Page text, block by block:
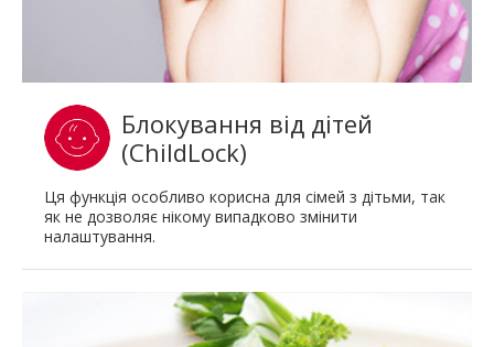
Блокування від дітей
(ChildLock)
Ця функція особливо корисна для сімей з дітьми, так
як не дозволяє нікому випадково змінити
налаштування.